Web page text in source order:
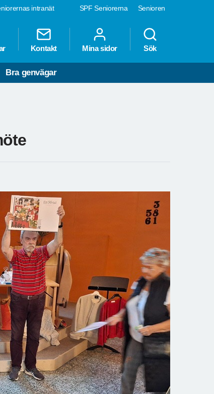
SPF Seniorerna Senioren
intranät
Kontakt Mina sidor Sök
Bra genvägar